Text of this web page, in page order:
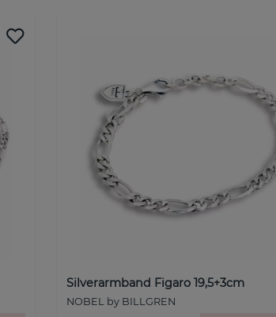
Silverarmband Figaro 19,5+3cm
NOBEL by BILLGREN